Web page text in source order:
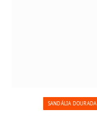
SANDÁLIA DOURADA